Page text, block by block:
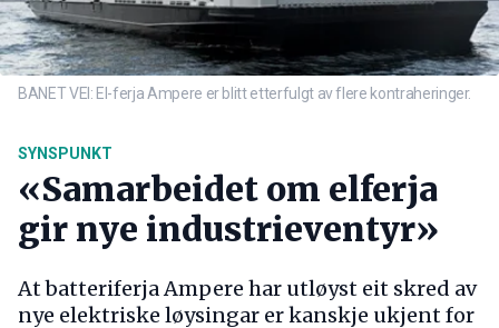
BANET VEI: El-ferja Ampere er blitt etterfulgt av flere kontraheringer.
SYNSPUNKT
«Samarbeidet om elferja
gir nye industrieventyr»
At batteriferja Ampere har utløyst eit skred av
nye elektriske løysingar er kanskje ukjent for